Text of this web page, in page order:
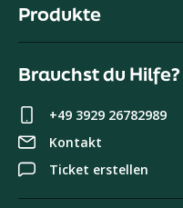
Produkte
Brauchst du Hilfe?
+49 3929 26782989
Kontakt
Ticket erstellen